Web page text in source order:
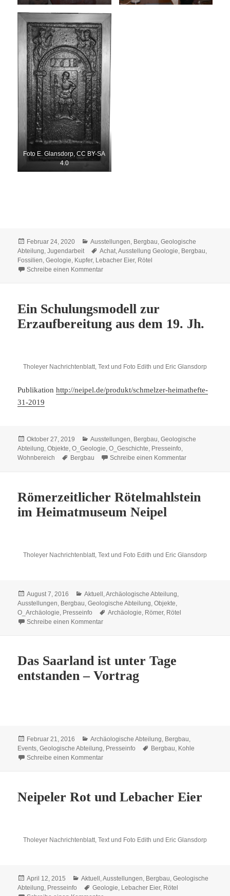
Foto E. Glansdorp, CC BY-SA
4.0
Veröffentlicht
am
Februar 24, 2020 Kategorien
Ausstellungen, Bergbau,Geologische
Abteilung,Jugendarbeit Schlagwörter
Achat,Ausstellung Geologie, Bergbau,
Fossilien,Geologie, Kupfer, Lebacher Eier, Rötel
Schreibe einen Kommentarzu Geologische Abteilung
Ein Schulungsmodell zur
Erzaufbereitung aus dem 19. Jh.
Tholeyer Nachrichtenblatt, Text und Foto Edith und Eric Glansdorp
Publikationhttp://neipel.de/produkt/schmelzer-heimathefte-
31-2019
Veröffentlicht
am
Oktober 27, 2019 Kategorien
Ausstellungen, Bergbau,Geologische
Abteilung,Objekte,O_Geologie,O_Geschichte, Presseinfo,
Wohnbereich
Schlagwörter
Bergbau Schreibe einen Kommentarzu Ein
Römerzeitlicher Rötelmahlstein
im Heimatmuseum Neipel
Tholeyer Nachrichtenblatt, Text und Foto Edith und Eric Glansdorp
Veröffentlicht
am
August 7, 2016 Kategorien
Aktuell ,Archäologische Abteilung
Ausstellungen Bergbau ,Geologische Abteilung ,Objekte
O_Archäologie Presseinfo Schlagwörter
Archäologie Römer, Rötel
Schreibe einen Kommentarzu Römerzeitlicher Rötelmahlstein im
Das Saarland ist unter Tage
entstanden – Vortrag
Veröffentlicht
am
Februar 21, 2016 Kategorien
Archäologische Abteilung, Bergbau,
Events,Geologische Abteilung, Presseinfo Schlagwörter
Bergbau, Kohle
Schreibe einen Kommentarzu Das Saarland ist unter Tage entstanden –
Neipeler Rot und Lebacher Eier
Tholeyer Nachrichtenblatt, Text und Foto Edith und Eric Glansdorp
Veröffentlicht
am
April 12, 2015 Kategorien
Aktuell ,Ausstellungen, Bergbau,Geologische
Abteilung, Presseinfo Schlagwörter
Geologie, Lebacher Eier, Rötel